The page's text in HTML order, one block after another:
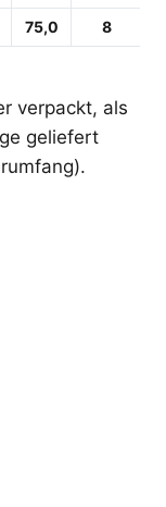
75,0 8
verpackt, als
geliefert